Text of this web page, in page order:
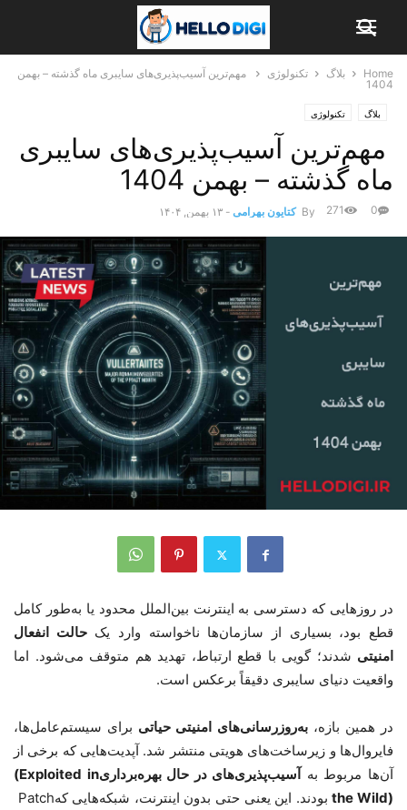
Home بلاگ تکنولوژی
مهم‌ترین آسیب‌پذیری‌های سایبری ماه گذشته – بهمن
1404
بلاگ تکنولوژی
مهم‌ترین آسیب‌پذیری‌های سایبری
ماه گذشته – بهمن 1404
By کتایون بهرامی - ۱۳ بهمن, ۱۴۰۴ 0
271
در روزهایی که دسترسی به اینترنت بین‌الملل محدود یا به‌طور کامل
قطع بود، بسیاری از سازمان‌ها ناخواسته وارد یکحالت انفعال
امنیتی شدند؛ گویی با قطع ارتباط، تهدید هم متوقف می‌شود. اما
واقعیت دنیای سایبری دقیقاً برعکس است.
در همین بازه،به‌روزرسانی‌های امنیتی حیاتی برای سیستم‌عامل‌ها،
فایروال‌ها و زیرساخت‌های هویتی منتشر شد. آپدیت‌هایی که برخی از
آن‌ها مربوط بهآسیب‌پذیری‌های در حال بهره‌برداری(Exploited in
the Wild)بودند. این یعنی حتی بدون اینترنت، شبکه‌هایی کهPatch